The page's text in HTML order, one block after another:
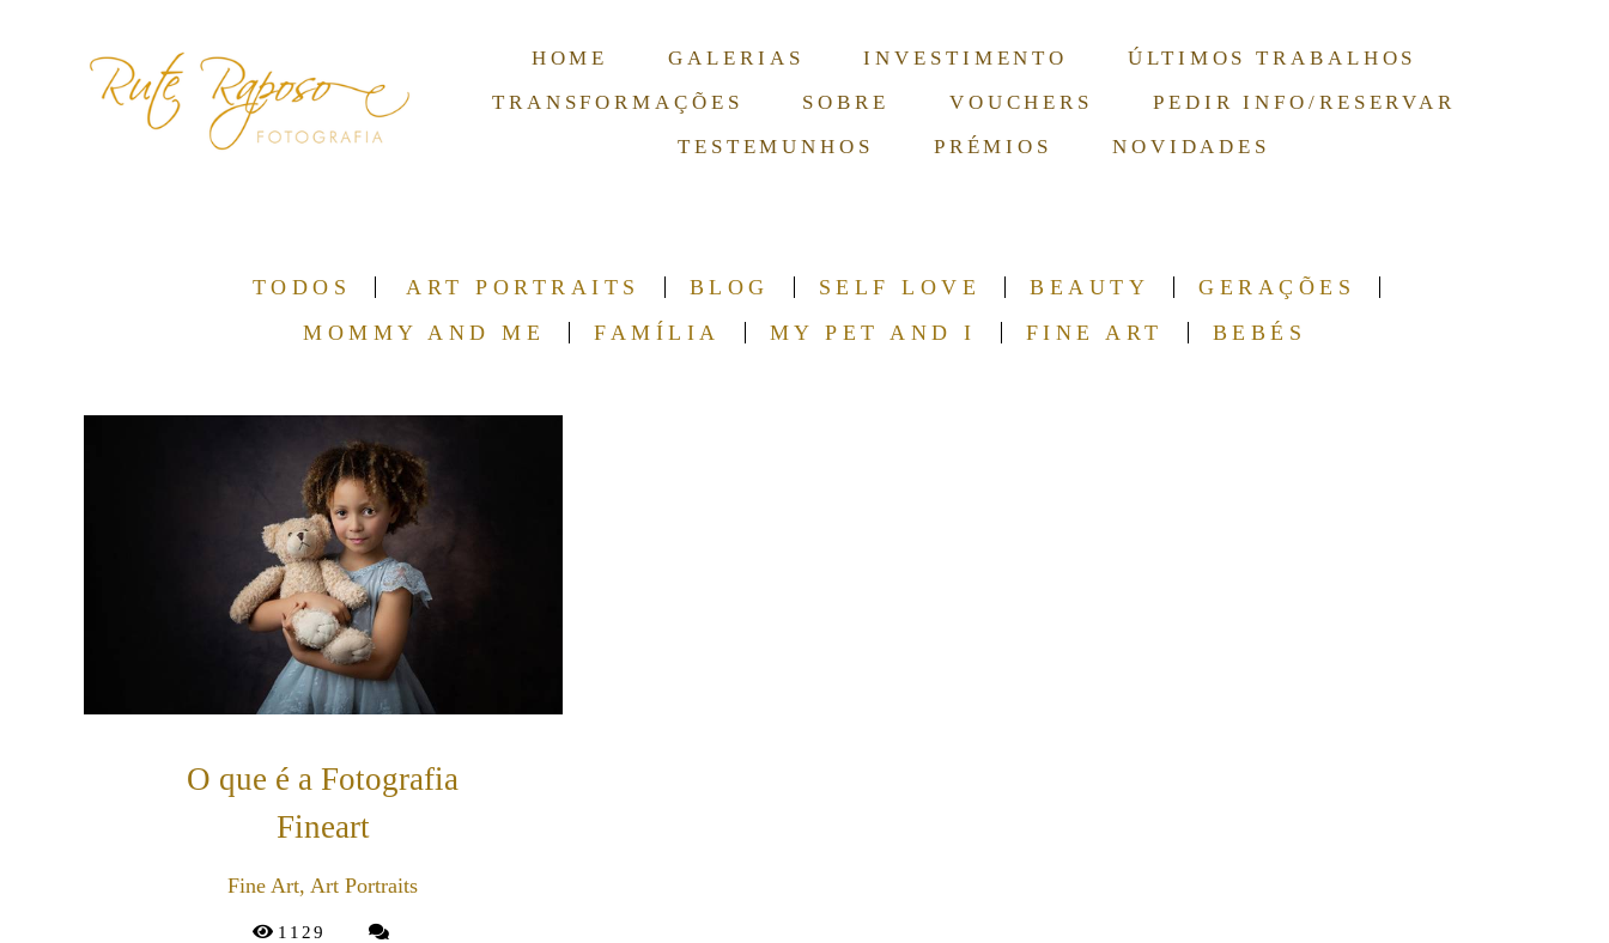
HOME GALERIAS INVESTIMENTO
ÚLTIMOS TRABALHOS
TRANSFORMAÇÕES
SOBRE VOUCHERS
PEDIR INFO/RESERVAR
TESTEMUNHOS
PRÉMIOS NOVIDADES
TODOS ART PORTRAITS BLOG SELF LOVE BEAUTY
GERAÇÕES
MOMMY AND ME
FAMÍLIA MY PET AND I FINE ART BEBÉS
O que é a Fotografia
Fineart
Fine Art, Art Portraits
1129